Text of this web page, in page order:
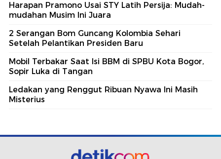
Harapan Pramono Usai STY Latih Persija: Mudah-
mudahan Musim Ini Juara
2 Serangan Bom Guncang Kolombia Sehari
Setelah Pelantikan Presiden Baru
Mobil Terbakar Saat Isi BBM di SPBU Kota Bogor,
Sopir Luka di Tangan
Ledakan yang Renggut Ribuan Nyawa Ini Masih
Misterius